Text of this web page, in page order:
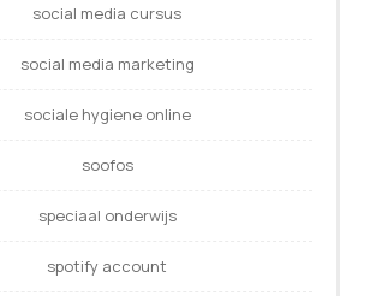
social media cursus
social media marketing
sociale hygiene online
soofos
speciaal onderwijs
spotify account